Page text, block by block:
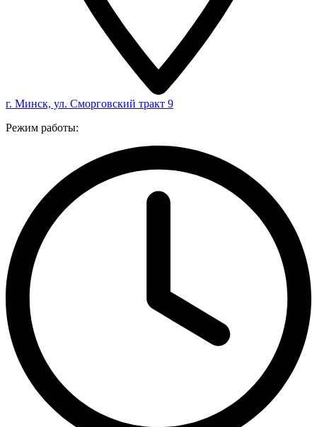
г. Минск, ул. Сморговский тракт 9
Режим работы: